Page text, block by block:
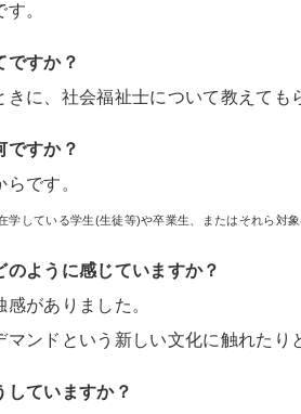
。
ですか？
に、社会福祉士について教えても
ですか？
です。
している学生(生徒等)や卒業生、またはそれら対
ように感じていますか？
がありました。
ンドという新しい文化に触れたり
していますか？